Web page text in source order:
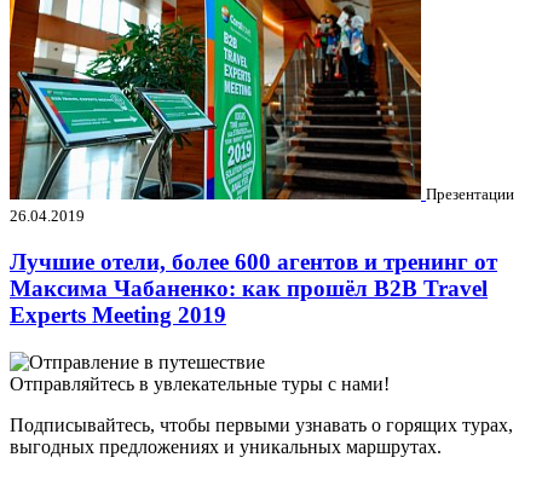
Презентации
26.04.2019
Лучшие отели, более 600 агентов и тренинг от
Максима Чабаненко: как прошёл B2B Travel
Experts Meeting 2019
Отправляйтесь в увлекательные туры с нами!
Подписывайтесь, чтобы первыми узнавать о горящих турах,
выгодных предложениях и уникальных маршрутах.